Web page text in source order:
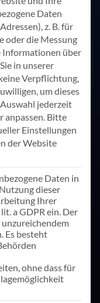
Kirche und
Infos auf
entwickelt, die –
Daten
z. B. für
oder die Messung
Informationen über
in unserer
Verpflichtung,
um dieses
jederzeit
anpassen. Bitte
Einstellungen
der Website
Daten in
dieser
Ihrer
a GDPR ein. Der
Es besteht
ohne dass für